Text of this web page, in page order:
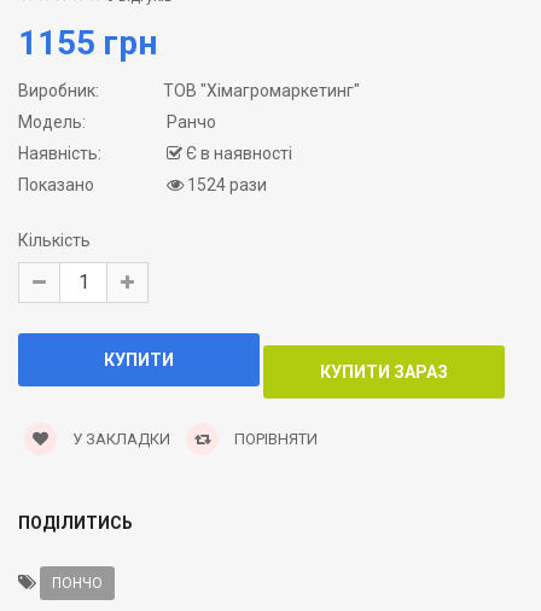
1155 грн
Виробник:
ТОВ "Хімагромаркетинг"
Модель:
Ранчо
Наявність:
Є в наявності
Показано
1524 рази
Кількість
У ЗАКЛАДКИ ПОРІВНЯТИ
ПОДІЛИТИСЬ
ПОНЧО